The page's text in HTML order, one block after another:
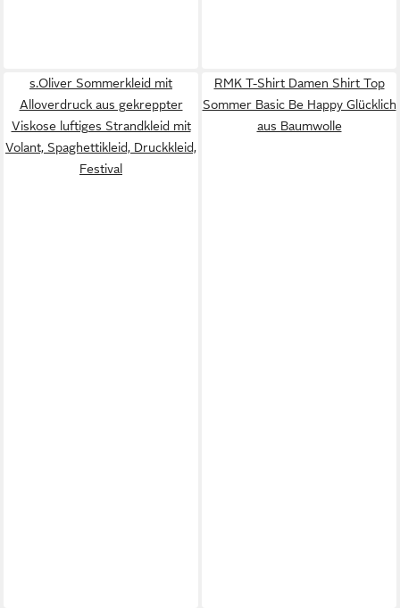
s.Oliver Sommerkleid mit
Alloverdruck aus gekreppter
Viskose luftiges Strandkleid mit
Volant, Spaghettikleid, Druckkleid,
Festival
RMK T-Shirt Damen Shirt Top
Sommer Basic Be Happy Glücklich
aus Baumwolle